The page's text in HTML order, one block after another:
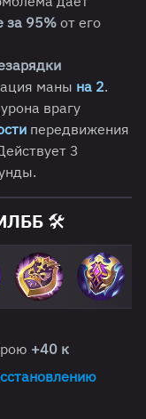
за 95% от его
маны на 2.
врагу
передвижения
3
МЛББ 🛠️
+40 к